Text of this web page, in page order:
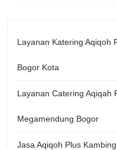
Layanan Katering Aqiqoh
Bogor Kota
Layanan Catering Aqiqah
Megamendung Bogor
Jasa Aqiqoh Plus